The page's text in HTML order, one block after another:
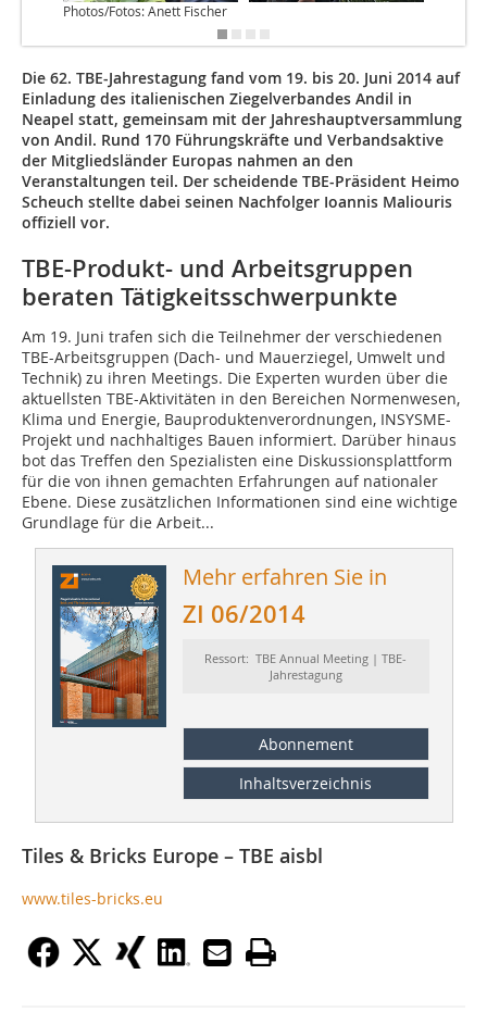
Photos/Fotos: Anett Fischer
Die 62. TBE-Jahrestagung fand vom 19. bis 20. Juni 2014 auf
Einladung des italienischen Ziegelverbandes Andil in
Neapel statt, gemeinsam mit der Jahreshauptversammlung
von Andil. Rund 170 Führungskräfte und Verbands­aktive
der Mitgliedsländer Europas nahmen an den
Veranstaltungen teil. Der scheidende TBE-Präsident Heimo
Scheuch stellte dabei seinen Nachfolger Ioannis Maliouris
offiziell vor.
TBE-Produkt- und Arbeitsgruppen
beraten ­Tätigkeitsschwerpunkte
Am 19. Juni trafen sich die Teilnehmer der verschiedenen
TBE-Arbeitsgruppen (Dach- und Mauerziegel, Umwelt und
Technik) zu ihren Meetings. Die Experten wurden über die
aktuellsten TBE-Aktivitäten in den Bereichen Normenwesen,
Klima und Energie, Bauproduktenverordnungen, INSYSME-
Projekt und nachhaltiges Bauen informiert. Darüber hinaus
bot das Treffen den Spezialisten eine Diskussionsplattform
für die von ihnen gemachten Erfahrungen auf nationaler
Ebene. Diese zusätzlichen Informationen sind eine wichtige
Grundlage für die Arbeit...
Mehr erfahren Sie in
ZI 06/2014
Ressort: TBE Annual Meeting | TBE-
Jahrestagung
Abonnement
Inhaltsverzeichnis
Tiles & Bricks Europe – TBE aisbl
www.tiles-bricks.eu